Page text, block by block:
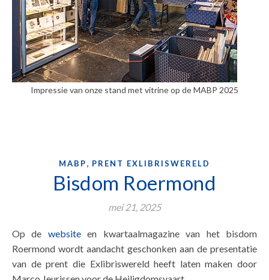
Impressie van onze stand met vitrine op de MABP 2025
MABP, PRENT EXLIBRISWERELD
Bisdom Roermond
mei 21, 2025
Op de websiteen kwartaalmagazine van het bisdom
Roermond wordt aandacht geschonken aan de presentatie
van de prent die Exlibriswereld heeft laten maken door